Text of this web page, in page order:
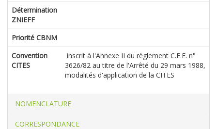
Détermination
ZNIEFF
Priorité CBNM
Convention
CITES
inscrit à l'Annexe II du règlement C.E.E. n°
3626/82 au titre de l'Arrêté du 29 mars 1988,
modalités d'application de la CITES
NOMENCLATURE
CORRESPONDANCE